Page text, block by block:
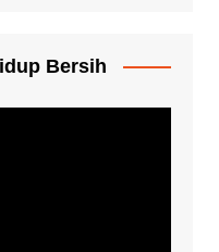
Bersih